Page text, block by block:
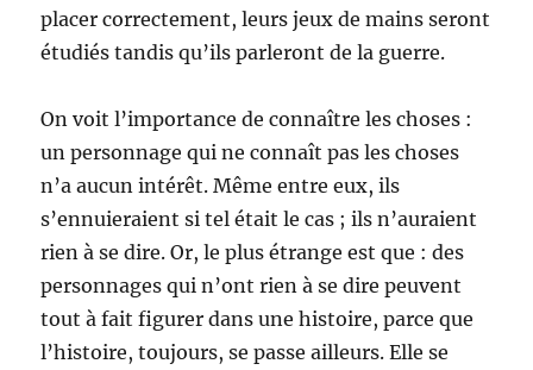
placer correctement, leurs jeux de mains seront
étudiés tandis qu’ils parleront de la guerre.
On voit l’importance de connaître les choses :
un personnage qui ne connaît pas les choses
n’a aucun intérêt. Même entre eux, ils
s’ennuieraient si tel était le cas ; ils n’auraient
rien à se dire. Or, le plus étrange est que : des
personnages qui n’ont rien à se dire peuvent
tout à fait figurer dans une histoire, parce que
l’histoire, toujours, se passe ailleurs. Elle se